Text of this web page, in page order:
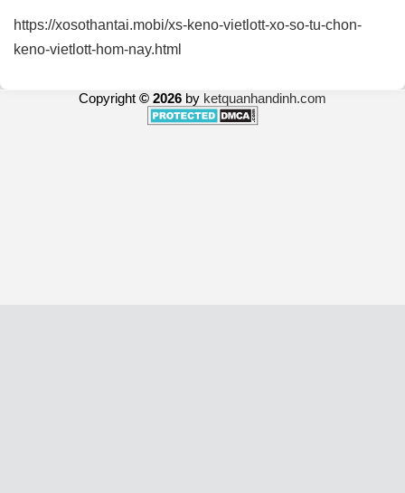
https://xosothantai.mobi/xs-keno-vietlott-xo-so-tu-chon-
keno-vietlott-hom-nay.html
Copyright © 2026 by ketquanhandinh.com